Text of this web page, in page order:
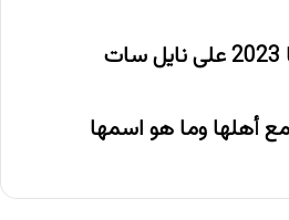
أهلها وما هو اسمها